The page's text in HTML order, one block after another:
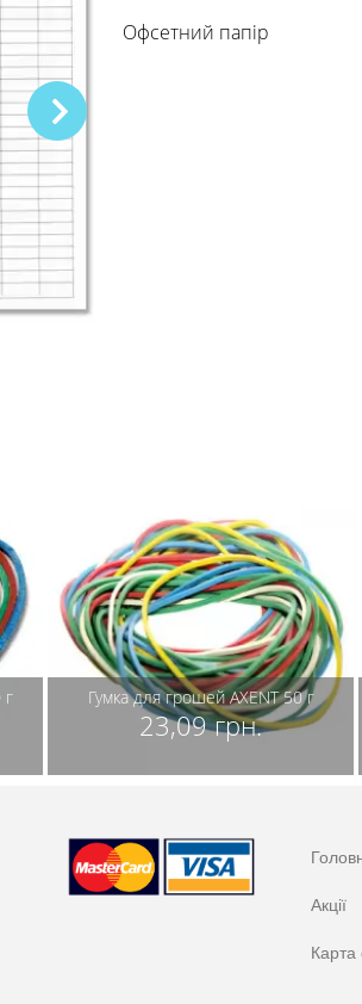
Офсетний папір
г Гумка для грошей AXENT 50 г
23,09 грн.
Акції
Карта